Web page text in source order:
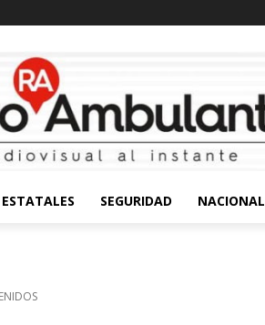
ESTATALES SEGURIDAD NACIONAL